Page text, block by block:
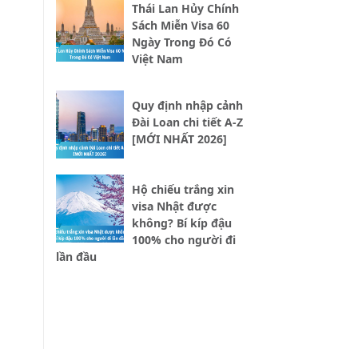
Thái Lan Hủy Chính
Sách Miễn Visa 60
Ngày Trong Đó Có
Việt Nam
Quy định nhập cảnh
Đài Loan chi tiết A-Z
[MỚI NHẤT 2026]
Hộ chiếu trắng xin
visa Nhật được
không? Bí kíp đậu
100% cho người đi
lần đầu